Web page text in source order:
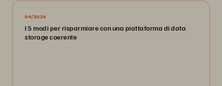
04/2024
I 5 modi per risparmiare con una piattaforma di data
storage coerente